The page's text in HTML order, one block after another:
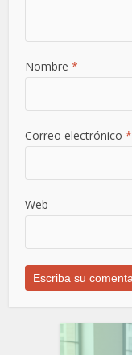
Nombre*
Correo electrónico*
Web